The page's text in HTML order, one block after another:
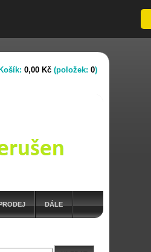
DÁLE
Košík: 0,00 Kč (položek: 0)